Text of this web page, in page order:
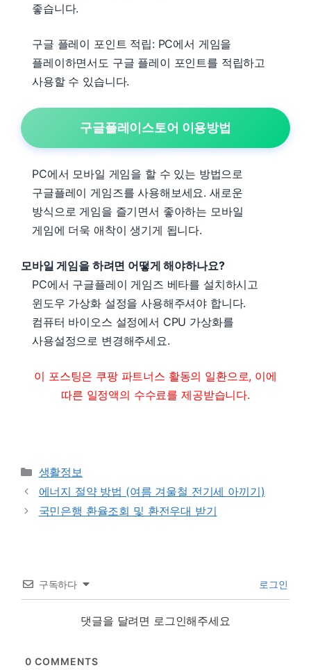
좋습니다.
구글 플레이 포인트 적립: PC에서 게임을
플레이하면서도 구글 플레이 포인트를 적립하고
사용할 수 있습니다.
구글플레이스토어 이용방법
PC에서 모바일 게임을 할 수 있는 방법으로
구글플레이 게임즈를 사용해보세요. 새로운
방식으로 게임을 즐기면서 좋아하는 모바일
게임에 더욱 애착이 생기게 됩니다.
모바일 게임을 하려면 어떻게 해야하나요?
PC에서 구글플레이 게임즈 베타를 설치하시고
윈도우 가상화 설정을 사용해주셔야 합니다.
컴퓨터 바이오스 설정에서 CPU 가상화를
사용설정으로 변경해주세요.
이 포스팅은 쿠팡 파트너스 활동의 일환으로, 이에
따른 일정액의 수수료를 제공받습니다.
Categories
생활정보
에너지 절약 방법 (여름 겨울철 전기세 아끼기)
국민은행 환율조회 및 환전우대 받기
구독하다 로그인
댓글을 달려면 로그인해주세요
0 COMMENTS